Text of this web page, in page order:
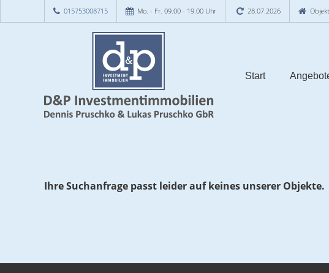
015753008715 Mo. - Fr. 09.00 - 19.00 Uhr 28.07.2026
Start
Ihre Suchanfrage passt leider auf keines unserer Objekte.